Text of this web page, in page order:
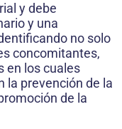
y debe
y una
no solo
concomitantes,
en los cuales
la prevención de la
de la